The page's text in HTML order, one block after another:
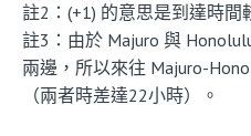
註2：(+1) 的意思是到達時間
註3：由於 Majuro 與
兩邊，所以來往 Majuro-
（兩者時差達22小時）。